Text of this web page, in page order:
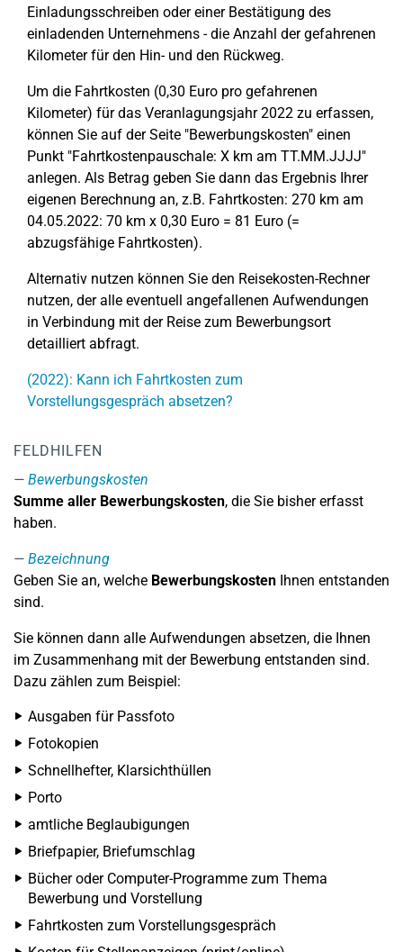
Einladungsschreiben oder einer Bestätigung des
einladenden Unternehmens - die Anzahl der gefahrenen
Kilometer für den Hin- und den Rückweg.
Um die Fahrtkosten (0,30 Euro pro gefahrenen
Kilometer) für das Veranlagungsjahr 2022 zu erfassen,
können Sie auf der Seite "Bewerbungskosten" einen
Punkt "Fahrtkostenpauschale: X km am TT.MM.JJJJ"
anlegen. Als Betrag geben Sie dann das Ergebnis Ihrer
eigenen Berechnung an, z.B. Fahrtkosten: 270 km am
04.05.2022: 70 km x 0,30 Euro = 81 Euro (=
abzugsfähige Fahrtkosten).
Alternativ nutzen können Sie den Reisekosten-Rechner
nutzen, der alle eventuell angefallenen Aufwendungen
in Verbindung mit der Reise zum Bewerbungsort
detailliert abfragt.
(2022): Kann ich Fahrtkosten zum
Vorstellungsgespräch absetzen?
FELDHILFEN
Bewerbungskosten
Summe aller Bewerbungskosten, die Sie bisher erfasst
haben.
Bezeichnung
Geben Sie an, welche Bewerbungskosten Ihnen entstanden
sind.
Sie können dann alle Aufwendungen absetzen, die Ihnen
im Zusammenhang mit der Bewerbung entstanden sind.
Dazu zählen zum Beispiel:
Ausgaben für Passfoto
Fotokopien
Schnellhefter, Klarsichthüllen
Porto
amtliche Beglaubigungen
Briefpapier, Briefumschlag
Bücher oder Computer-Programme zum Thema
Bewerbung und Vorstellung
Fahrtkosten zum Vorstellungsgespräch